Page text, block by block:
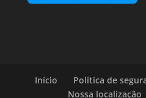
Início
Política de
Nossa localização